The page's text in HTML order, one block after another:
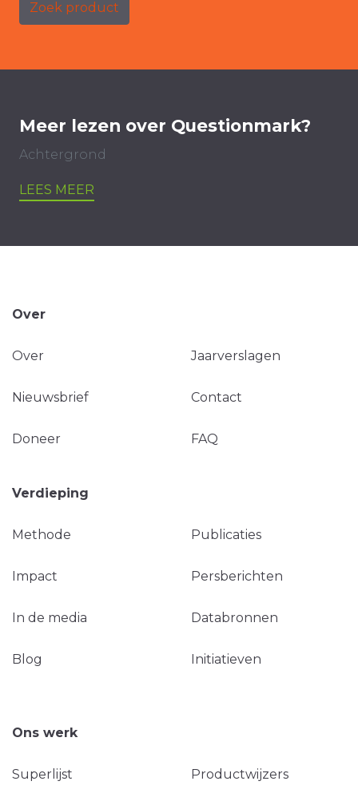
Zoek product
Meer lezen over Questionmark?
Achtergrond
LEES MEER
Over
Over Jaarverslagen
Nieuwsbrief Contact
Doneer FAQ
Verdieping
Methode Publicaties
Impact Persberichten
In de media Databronnen
Blog Initiatieven
Ons werk
Superlijst Productwijzers